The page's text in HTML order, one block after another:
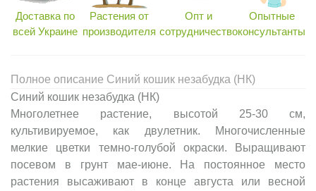
Доставка по
всей Украине
Растения от
производителя
Опт и
сотрудничество
Опытные
консультанты
Полное описание Синий кошик незабудка (НК)
Синий кошик незабудка (НК)
Многолетнее растение, высотой 25-30 см,
культивируемое, как двулетник. Многочисленные
мелкие цветки темно-голубой окраски. Выращивают
посевом в грунт мае-июне. На постоянное место
растения высаживают в конце августа или весной